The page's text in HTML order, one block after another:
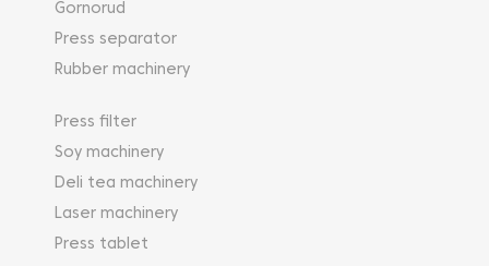
Gornorud
Press separator
Rubber machinery
Press filter
Soy machinery
Deli tea machinery
Laser machinery
Press tablet